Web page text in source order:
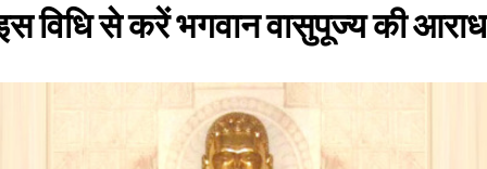
विधि से करें भगवान वासुपूज्य की